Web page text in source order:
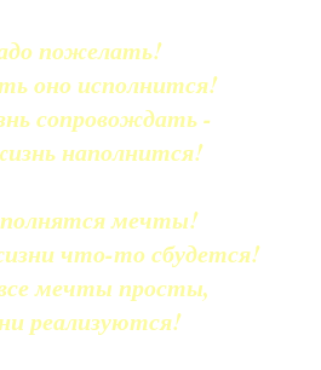
пожелать!
оно исполнится!
сопровождать -
наполнится!
мечты!
что-то сбудется!
мечты просты,
реализуются!